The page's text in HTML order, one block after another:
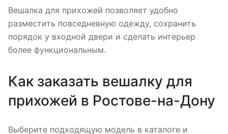
Вешалка для прихожей позволяет удобно
разместить повседневную одежду, сохранить
порядок у входной двери и сделать интерьер
более функциональным.
Как заказать вешалку для
прихожей в Ростове-на-Дону
Выберите подходящую модель в каталоге и